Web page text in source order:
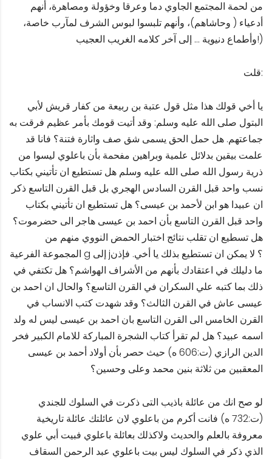
من لحمة المجتمع الجاوي دما وعرقا وخؤولة ومصاهرة، أنهم
أدعياء ( وحاشاهم)، وأنهم تلبسوا لبوس الشرف لمآرب خاصة،
وأطماع دنيوية … إلى آخر كلامه الغريب العجيب!)
قلت:
يا أخي قولك هذا مثل قول عتبة بن ربيعة من كفار قريش لأبي
البتول صلى الله عليه وسلم: وقد أتيت قومك بأمر عظيم فرقت به
جماعتهم. هل حمل الحق يسمى شق صف واثارة فتنة؟ فانا قد
علمت بيقين بدلائل علمية وبراهين مفحمة بأن باعلوي ليسوا من
ذرية رسول الله صلى الله عليه وسلم هل تستطيع ان تأتيني بكتاب
نسب واحد قبل القرن السادس الهجري بل قبل القرن التاسع ذكر
ان عبيدا هو ابن لأحمد بن عيسى؟ هل تستطيع ان تأتيني بكتاب
واحد قبل القرن التاسع بأن احمد بن عيسى هاجر الى حضرموت؟
هل تسطيع ان تقلب نتائج اختبار الحمض النووي منهم من
المجموعة الفرعية g إلى j؟ لا يمكن ان تستطيع بذلك يا أخي. فإذن
ما دليلك في اعتقادك بأنهم من الأشراف الهواشم؟ هل تكتفي في
ذلك بما كتبه علي السكران في القرن التاسع؟ والحال ان احمد بن
عيسى عاش في القرن الثالث؟ وقد شهدت كتب الانساب في
القرن الخامس الى القرن التاسع بان احمد بن عيسى ليس له ولد
اسمه عبيد؟ هل لم تقرأ كتاب الشجرة المباركة للامام الكبير فخر
الدين الرازي (ت:606 ه) حيث حصر بأن أولاد أحمد بن عيسى
المعقبين من ثلاثة بنين محمد وعلى وحسين؟
لو صح انك من عائلة باذيب التى ذكرت في السلوك للجندي
(ت:732 ه) فانت أكرم من باعلوي لان عائلتك عائلة تاريخية
معروفة بالعلم والحديث ولاكذلك بعائلة باعلوي فبيت أبي علوي
الذي ذكر في السلوك ليس بيت باعلوي عبد الرحمن السقاف